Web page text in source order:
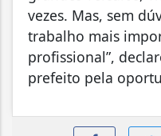
vezes. Mas, sem
trabalho mais
profissional”,
prefeito pela